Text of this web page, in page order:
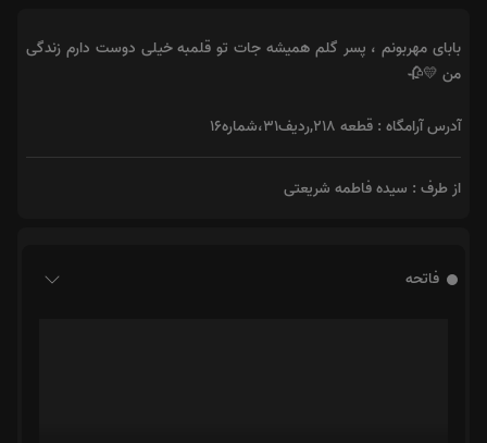
بابای مهربونم ، پسر گلم همیشه جات تو قلمبه خیلی دوست دارم زندگی
من 💛🥀
آدرس آرامگاه : قطعه 218,ردیف31،شماره16
از طرف : سیده فاطمه شریعتی
فاتحه